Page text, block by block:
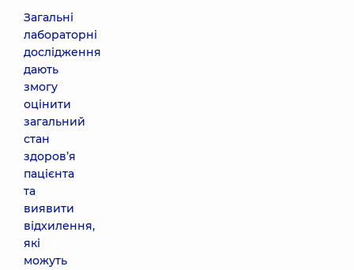
Загальні
лабораторні
дослідження
дають
змогу
оцінити
загальний
стан
здоров’я
пацієнта
та
виявити
відхилення,
які
можуть